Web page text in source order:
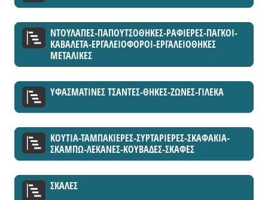
ΝΤΟΥΛΑΠΕΣ-ΠΑΠΟΥΤΣΟΘΗΚΕΣ-ΡΑΦΙΕΡΕΣ-ΠΑΓΚΟΙ-
ΚΑΒΑΛΕΤΑ-ΕΡΓΑΛΕΙΟΦΟΡΟΙ-ΕΡΓΑΛΕΙΟΘΗΚΕΣ
ΜΕΤΑΛΙΚΕΣ
ΥΦΑΣΜΑΤΙΝΕΣ ΤΣΑΝΤΕΣ-ΘΗΚΕΣ-ΖΩΝΕΣ-ΓΙΛΕΚΑ
ΚΟΥΤΙΑ-ΤΑΜΠΑΚΙΕΡΕΣ-ΣΥΡΤΑΡΙΕΡΕΣ-ΣΚΑΦΑΚΙΑ-
ΣΚΑΜΠΩ-ΛΕΚΑΝΕΣ-ΚΟΥΒΑΔΕΣ-ΣΚΑΦΕΣ
ΣΚΑΛΕΣ